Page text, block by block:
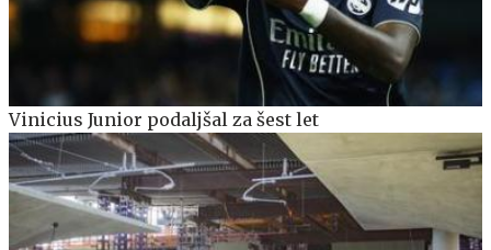
Vinicius Junior podaljšal za šest let